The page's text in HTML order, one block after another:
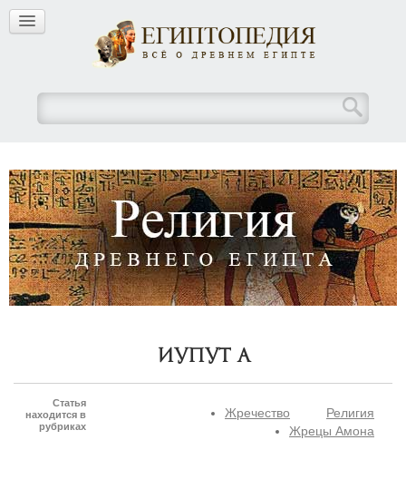
Иупут А
Статья
находится в
рубриках
Религия
Жречество
Жрецы Амона